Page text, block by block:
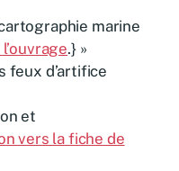
marine
.} »
feux d’artifice
et
vers la fiche de